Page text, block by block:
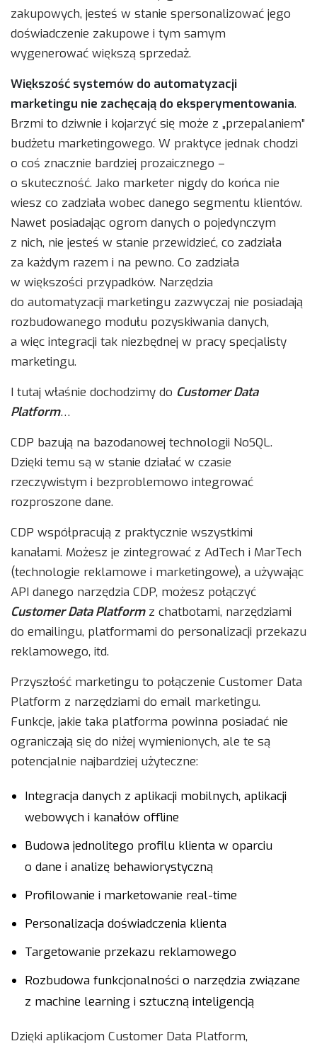
zakupowych, jesteś w stanie spersonalizować jego
doświadczenie zakupowe i tym samym
wygenerować większą sprzedaż.
Większość systemów do automatyzacji
marketingu nie zachęcają do eksperymentowania.
Brzmi to dziwnie i kojarzyć się może z „przepalaniem”
budżetu marketingowego. W praktyce jednak chodzi
o coś znacznie bardziej prozaicznego –
o skuteczność. Jako marketer nigdy do końca nie
wiesz co zadziała wobec danego segmentu klientów.
Nawet posiadając ogrom danych o pojedynczym
z nich, nie jesteś w stanie przewidzieć, co zadziała
za każdym razem i na pewno. Co zadziała
w większości przypadków. Narzędzia
do automatyzacji marketingu zazwyczaj nie posiadają
rozbudowanego modułu pozyskiwania danych,
a więc integracji tak niezbędnej w pracy specjalisty
marketingu.
I tutaj właśnie dochodzimy do Customer Data
Platform…
CDP bazują na bazodanowej technologii NoSQL.
Dzięki temu są w stanie działać w czasie
rzeczywistym i bezproblemowo integrować
rozproszone dane.
CDP współpracują z praktycznie wszystkimi
kanałami. Możesz je zintegrować z AdTech i MarTech
(technologie reklamowe i marketingowe), a używając
API danego narzędzia CDP, możesz połączyć
Customer Data Platformz chatbotami, narzędziami
do emailingu, platformami do personalizacji przekazu
reklamowego, itd.
Przyszłość marketingu to połączenie Customer Data
Platform z narzędziami do email marketingu.
Funkcje, jakie taka platforma powinna posiadać nie
ograniczają się do niżej wymienionych, ale te są
potencjalnie najbardziej użyteczne:
Integracja danych z aplikacji mobilnych, aplikacji
webowych i kanałów offline
Budowa jednolitego profilu klienta w oparciu
o dane i analizę behawiorystyczną
Profilowanie i marketowanie real-time
Personalizacja doświadczenia klienta
Targetowanie przekazu reklamowego
Rozbudowa funkcjonalności o narzędzia związane
z machine learning i sztuczną inteligencją
Dzięki aplikacjom Customer Data Platform,